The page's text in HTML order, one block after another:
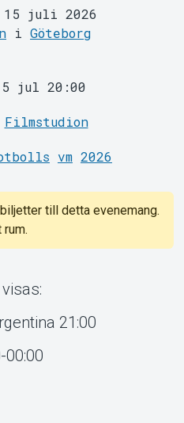
15 juli 2026
i Göteborg
jul 20:00
Filmstudion
vm 2026
till detta evenemang.
rum.
21:00
00:00